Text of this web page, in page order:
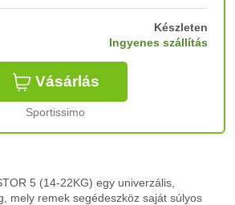
Készleten
Ingyenes szállítás
Vásárlás
Sportissimo
5 (14-22KG) egy univerzális,
mely remek segédeszköz saját súlyos